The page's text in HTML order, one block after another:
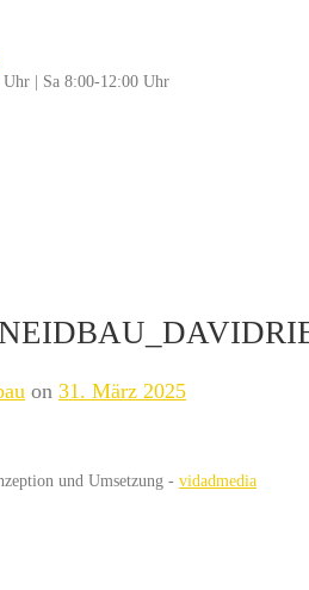
| Sa 8:00-12:00 Uhr
on 31. März 2025
und Umsetzung - vidadmedia